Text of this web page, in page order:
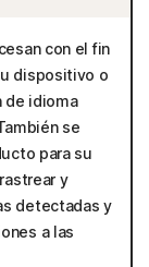
con el fin
dispositivo o
de idioma
se
para su
y
detectadas y
a las